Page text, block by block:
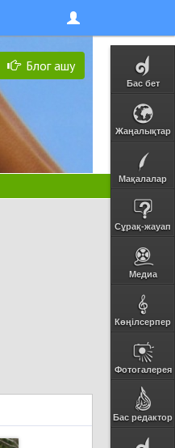
Бас бет
Жаңалықтар
Мақалалар
Сұрақ-жауап
Медиа
Көңілсерпер
Фотогалерея
Бас редактор
Блог ашу